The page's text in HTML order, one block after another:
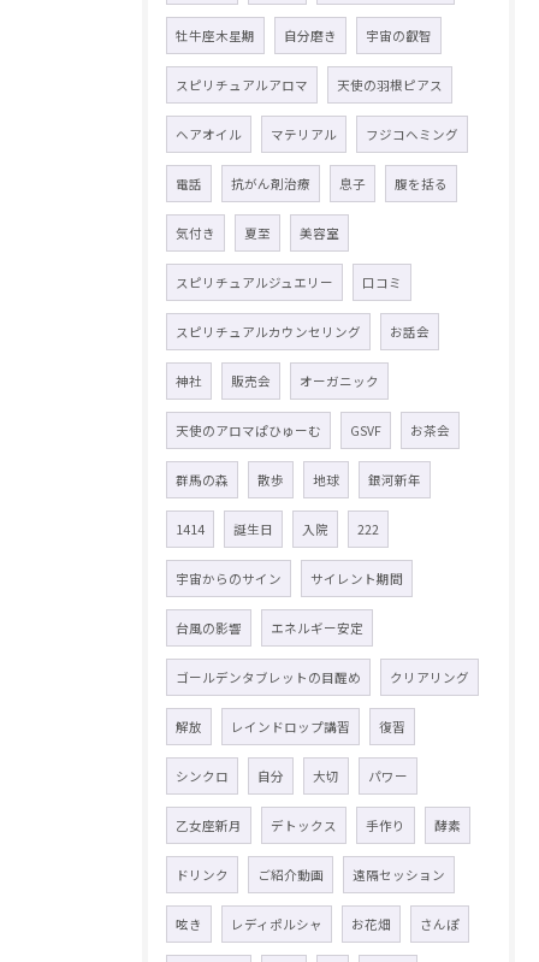
牡牛座木星期 自分磨き 宇宙の叡智
スピリチュアルアロマ 天使の羽根ピアス
ヘアオイル マテリアル フジコヘミング
電話 抗がん剤治療 息子 腹を括る
気付き 夏至 美容室
スピリチュアルジュエリー 口コミ
スピリチュアルカウンセリング お話会
神社 販売会 オーガニック
天使のアロマぱひゅーむ GSVF お茶会
群馬の森 散歩 地球 銀河新年
1414 誕生日 入院 222
宇宙からのサイン サイレント期間
台風の影響 エネルギー安定
ゴールデンタブレットの目醒め クリアリング
解放 レインドロップ講習 復習
シンクロ 自分 大切 パワー
乙女座新月 デトックス 手作り 酵素
ドリンク ご紹介動画 遠隔セッション
呟き レディポルシャ お花畑 さんぽ